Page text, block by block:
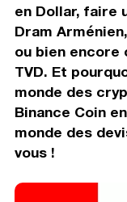
en Dollar, faire
Dram
ou bien encore
TVD. Et
monde des
Binance Coin
monde des
vous !